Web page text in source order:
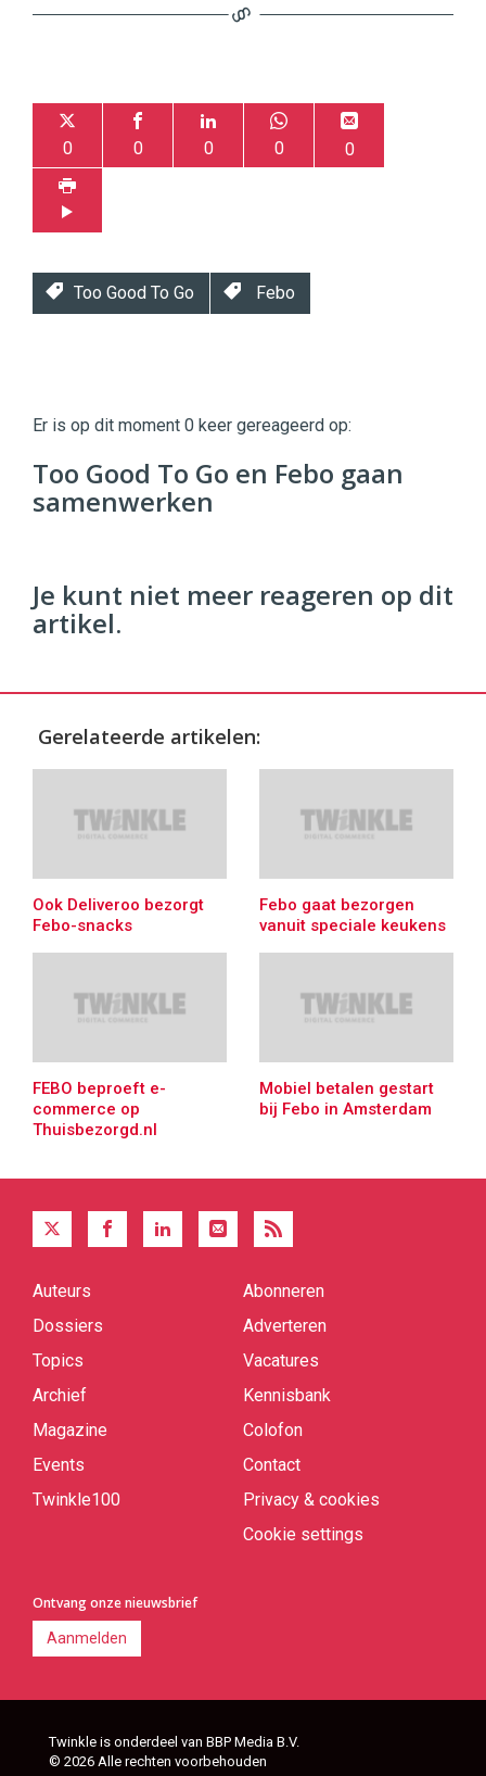
0 0 0 0 0
Too Good To Go Febo
|
Digital
Commerce https://twinklemagazine.nl
9654
Er is op dit moment 0 keer gereageerd op:
Too Good To Go en Febo gaan
samenwerken
Je kunt niet meer reageren op dit
artikel.
Gerelateerde artikelen:
Ook Deliveroo bezorgt
Febo-snacks
Febo gaat bezorgen
vanuit speciale keukens
FEBO beproeft e-
commerce op
Thuisbezorgd.nl
Mobiel betalen gestart
bij Febo in Amsterdam
Quick
Auteurs
Dossiers
Topics
Archief
Magazine
Events
Twinkle100
Abonneren
Adverteren
Vacatures
Kennisbank
Colofon
Contact
Privacy & cookies
Cookie settings
Ontvang onze nieuwsbrief
Aanmelden
Twinkle is onderdeel van BBP Media B.V.
© 2026 Alle rechten voorbehouden